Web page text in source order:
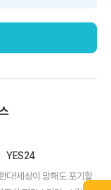
YES24
다!세상이 망해도 포기할